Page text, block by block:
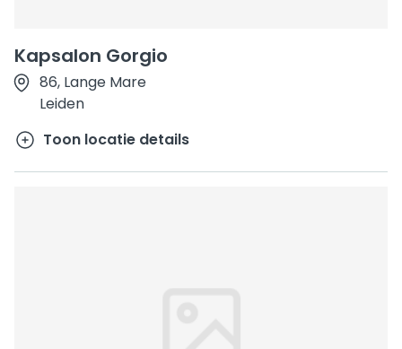
Kapsalon Gorgio
86, Lange Mare
Leiden
Toon locatie details